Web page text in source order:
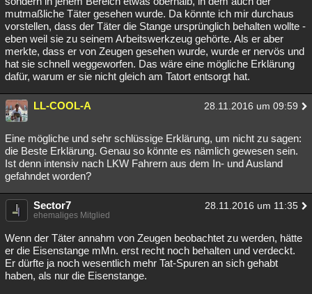
mutmaßliche Täter gesehen wurde. Da könnte ich mir durchaus
vorstellen, dass der Täter die Stange ursprünglich behalten wollte -
eben weil sie zu seinem Arbeitswerkzeug gehörte. Als er aber
merkte, dass er von Zeugen gesehen wurde, wurde er nervös und
hat sie schnell weggeworfen. Das wäre eine mögliche Erklärung
dafür, warum er sie nicht gleich am Tatort entsorgt hat.
LL-COOL-A 28.11.2016 um 09:59
Eine mögliche und sehr schlüssige Erklärung, um nicht zu sagen:
die Beste Erklärung. Genau so könnte es nämlich gewesen sein.
Ist denn intensiv nach LKW Fahrern aus dem In- und Ausland
gefahndet worden?
Sector7 28.11.2016 um 11:35
ehemaliges Mitglied
Wenn der Täter annahm von Zeugen beobachtet zu werden, hätte
er die Eisenstange mMn. erst recht noch behalten und verdeckt.
Er dürfte ja noch wesentlich mehr Tat-Spuren an sich gehabt
haben, als nur die Eisenstange.